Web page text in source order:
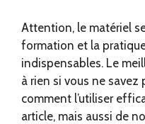
Attention, le matériel
formation et la
indispensables. Le
à rien si vous ne savez
comment l’utiliser
article, mais aussi de